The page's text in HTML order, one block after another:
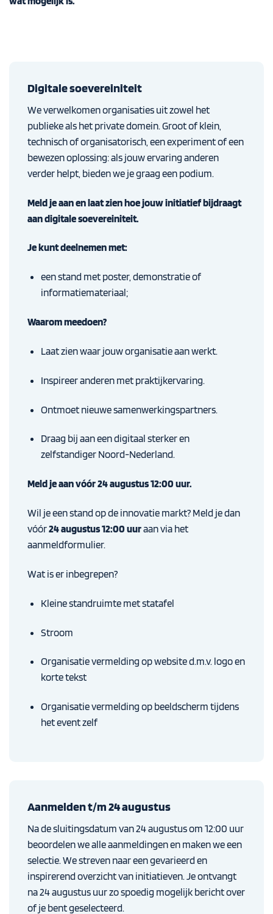
Digitale soevereiniteit
We verwelkomen organisaties uit zowel het
publieke als het private domein. Groot of klein,
technisch of organisatorisch, een experiment of een
bewezen oplossing: als jouw ervaring anderen
verder helpt, bieden we je graag een podium.
Meld je aan en laat zien hoe jouw initiatief bijdraagt
aan digitale soevereiniteit.
Je kunt deelnemen met:
een stand met poster, demonstratie of
informatiemateriaal;
Waarom meedoen?
Laat zien waar jouw organisatie aan werkt.
Inspireer anderen met praktijkervaring.
Ontmoet nieuwe samenwerkingspartners.
Draag bij aan een digitaal sterker en
zelfstandiger Noord-Nederland.
Meld je aan vóór 24 augustus 12:00 uur.
Wil je een stand op de innovatie markt? Meld je dan
vóór24 augustus 12:00 uuraan via het
aanmeldformulier.
Wat is er inbegrepen?
Kleine standruimte met statafel
Stroom
Organisatie vermelding op website d.m.v. logo en
korte tekst
Organisatie vermelding op beeldscherm tijdens
het event zelf
Aanmelden t/m 24 augustus
Na de sluitingsdatum van 24 augustus om 12:00 uur
beoordelen we alle aanmeldingen en maken we een
selectie. We streven naar een gevarieerd en
inspirerend overzicht van initiatieven. Je ontvangt
na 24 augustus uur zo spoedig mogelijk bericht over
of je bent geselecteerd.